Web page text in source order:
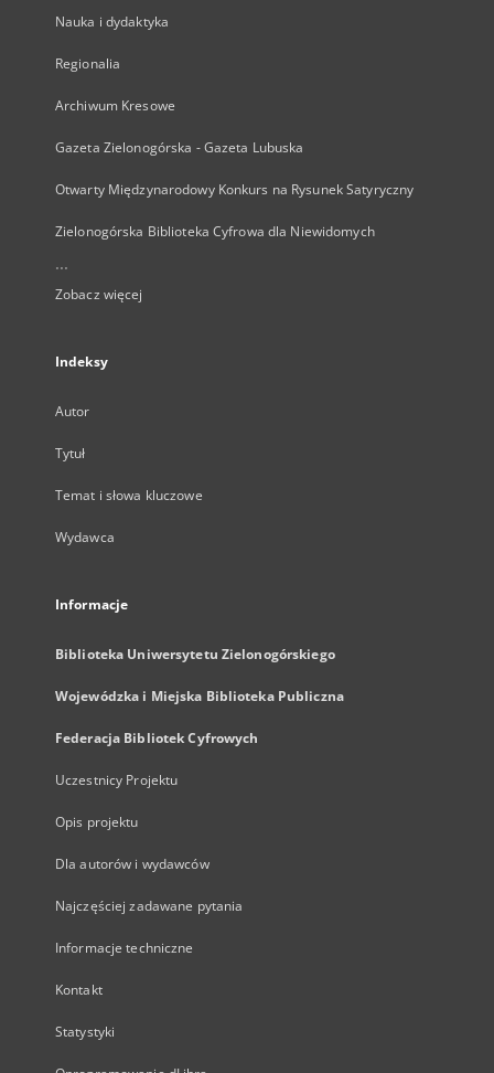
Nauka i dydaktyka
Regionalia
Archiwum Kresowe
Gazeta Zielonogórska - Gazeta Lubuska
Otwarty Międzynarodowy Konkurs na Rysunek Satyryczny
Zielonogórska Biblioteka Cyfrowa dla Niewidomych
...
Zobacz więcej
Indeksy
Autor
Tytuł
Temat i słowa kluczowe
Wydawca
Informacje
Biblioteka Uniwersytetu Zielonogórskiego
Wojewódzka i Miejska Biblioteka Publiczna
Federacja Bibliotek Cyfrowych
Uczestnicy Projektu
Opis projektu
Dla autorów i wydawców
Najczęściej zadawane pytania
Informacje techniczne
Kontakt
Statystyki